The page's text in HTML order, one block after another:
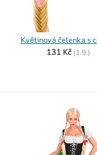
Květinová čelenka s
131 Kč (1.9.)